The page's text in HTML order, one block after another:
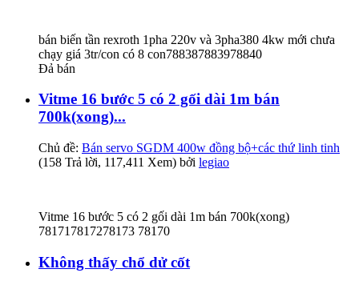
bán biến tần rexroth 1pha 220v và 3pha380 4kw mới chưa
chạy giá 3tr/con có 8 con788387883978840
Đả bán
Vitme 16 bước 5 có 2 gối dài 1m bán
700k(xong)...
Chủ đề: Bán servo SGDM 400w đồng bộ+các thứ linh tinh
(158 Trả lời, 117,411 Xem) bởi legiao
Vitme 16 bước 5 có 2 gối dài 1m bán 700k(xong)
781717817278173 78170
Không thấy chổ dử cốt